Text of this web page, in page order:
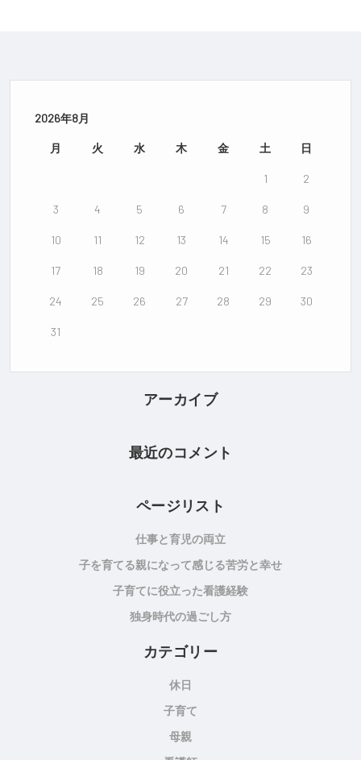
2026年8月
月 火 水 木 金 土 日
1 2
3 4 5 6 7 8 9
10 11 12 13 14 15 16
17 18 19 20 21 22 23
24 25 26 27 28 29 30
31
アーカイブ
最近のコメント
ページリスト
仕事と育児の両立
子を育てる親になって感じる苦労と幸せ
子育てに役立った看護経験
独身時代の過ごし方
カテゴリー
休日
子育て
母親